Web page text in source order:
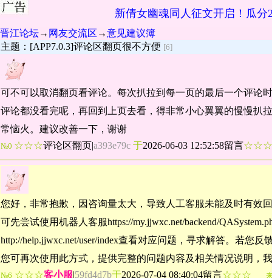
新倩女幽魂同人征文开启！瓜分
晋江论坛→ 网友交流区 →意见建议簿
主题：[APP7.0.3]评论区翻页很不方便 [6]
可不可以取消翻页看评论。每次扒拉到每一页的最后一个评论
评论都没看完呢，再回到上页去看，得非常小心翼翼的慢慢扒
常恼火。建议改善一下，谢谢
№0 ☆☆☆评论区翻页|a393e79c 于2026-06-03 12:52:58留言
您好，非常抱歉，因咨询量太大，导致人工客服未能及时有效
可先尝试使用机器人客服https://my.jjwxc.net/backend/
http://help.jjwxc.net/user/index查看对应问题，寻求解答。若您
您可再次使用此方式，提供完整的问题内容及相关情况说明，
№6 ☆☆☆客小服|59fd4d7b于2026-07-04 08:40:04留言☆☆☆